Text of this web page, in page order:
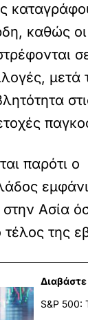
καθώς
μετά
παρότι ο
Ασία
της
S&P 500: